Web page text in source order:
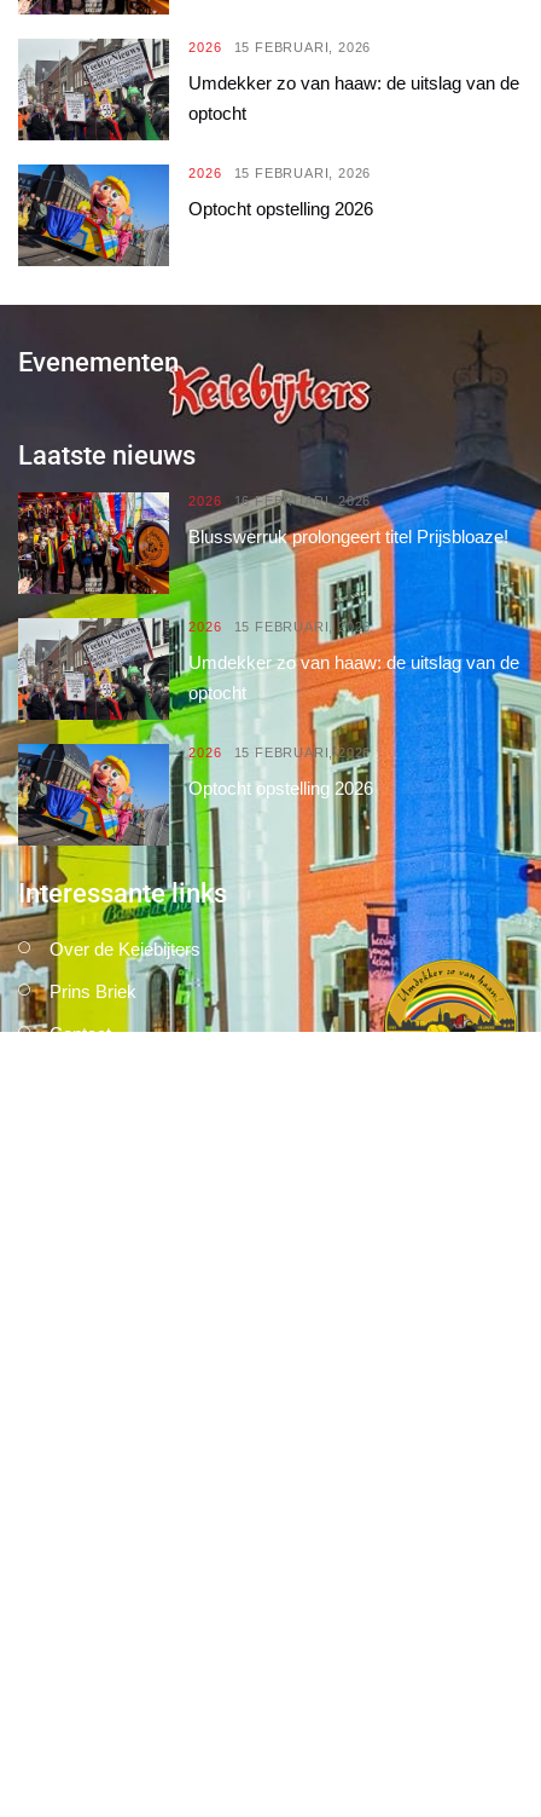
2026 15 FEBRUARI, 2026
Umdekker zo van haaw: de uitslag van de
optocht
2026 15 FEBRUARI, 2026
Optocht opstelling 2026
Evenementen
Laatste nieuws
2026 16 FEBRUARI, 2026
Blusswerruk prolongeert titel Prijsbloaze!
2026 15 FEBRUARI, 2026
Umdekker zo van haaw: de uitslag van de
optocht
2026 15 FEBRUARI, 2026
Optocht opstelling 2026
Interessante links
Over de Keiebijters
Prins Briek
Contact